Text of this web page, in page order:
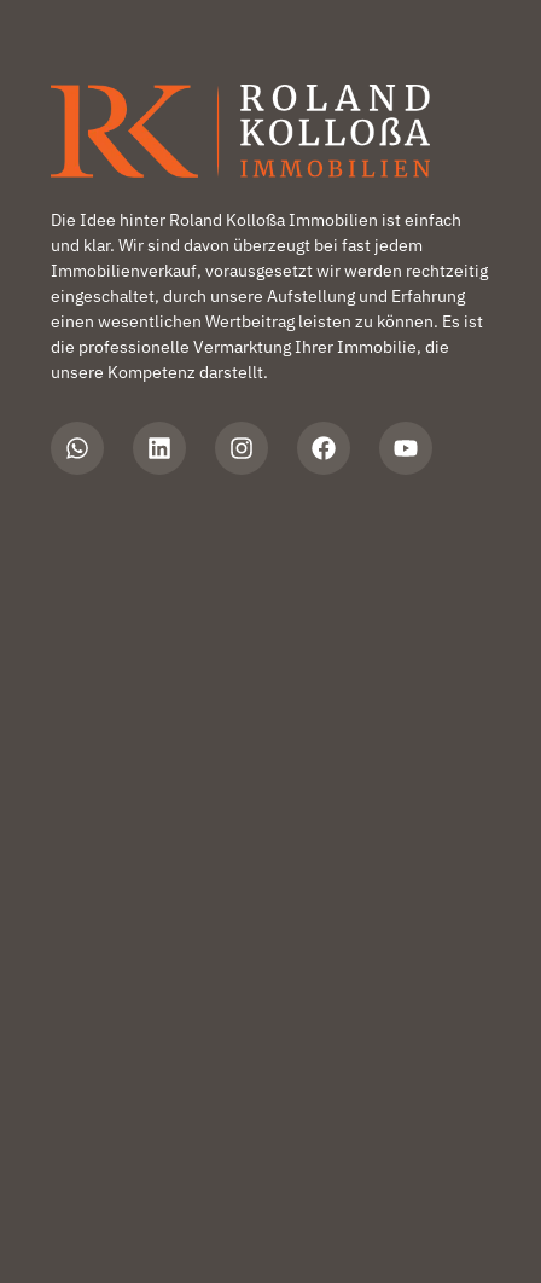
Die Idee hinter Roland Kolloßa Immobilien ist einfach
und klar. Wir sind davon überzeugt bei fast jedem
Immobilienverkauf, vorausgesetzt wir werden rechtzeitig
eingeschaltet, durch unsere Aufstellung und Erfahrung
einen wesentlichen Wertbeitrag leisten zu können. Es ist
die professionelle Vermarktung Ihrer Immobilie, die
unsere Kompetenz darstellt.